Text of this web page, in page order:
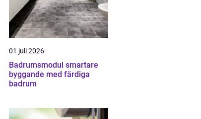
01 juli 2026
Badrumsmodul smartare
byggande med färdiga
badrum